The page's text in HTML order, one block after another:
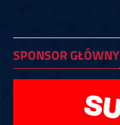
SPONSOR GŁÓWNY